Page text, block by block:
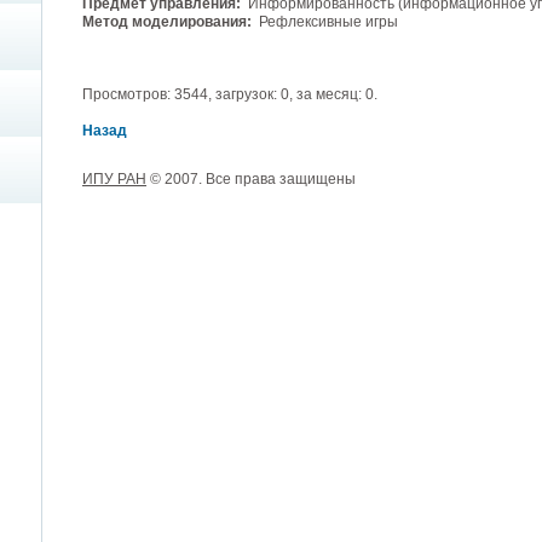
Предмет управления: Информированность (информационное
Метод моделирования: Рефлексивные игры
Просмотров: 3544, загрузок: 0, за месяц: 0.
Назад
ИПУ РАН © 2007. Все права защищены